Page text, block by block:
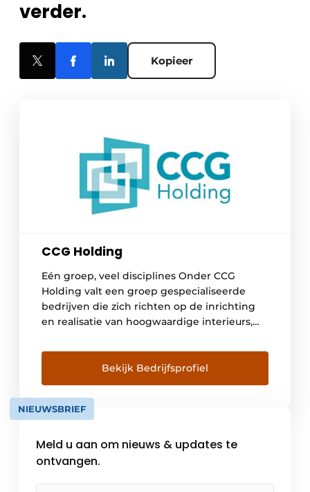
verder.
Kopieer
CCG Holding
Eén groep, veel disciplines Onder CCG
Holding valt een groep gespecialiseerde
bedrijven die zich richten op de inrichting
en realisatie van hoogwaardige interieurs,
Daarbij ligt de focus op de zorg, farma,
biotech en kantorenmarkt. Alle bedrijven
werken autonoom maar zullen daar waar
mogelijk hun gezamenlijke kennis en
vaardigheden voor uw […]
Bekijk Bedrijfsprofiel
NIEUWSBRIEF
Meld u aan om nieuws & updates te
ontvangen.